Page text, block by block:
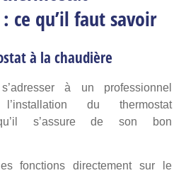
ce qu’il faut savoir
à la chaudière
à un professionnel
du thermostat
s’assure de son bon
fonctions directement sur le